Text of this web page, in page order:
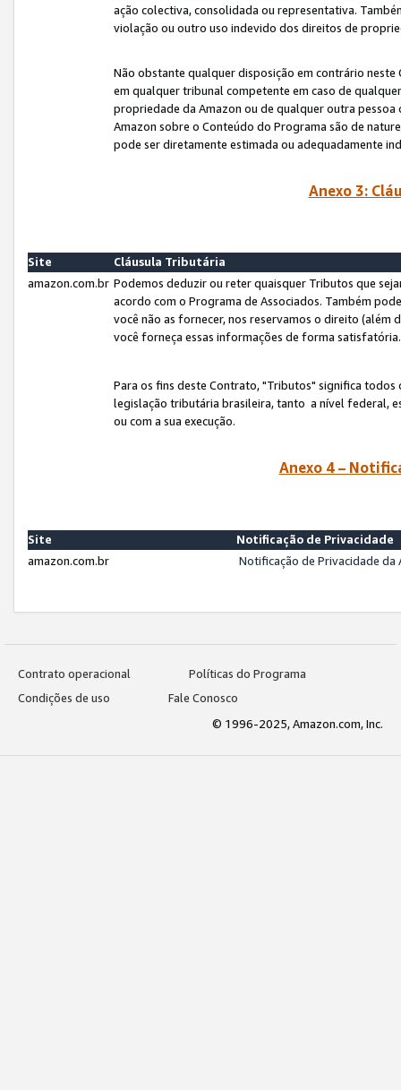
ação colectiva, consolidada ou representativa.
violação ou outro uso indevido dos direitos de
Não obstante qualquer disposição em contrário
em qualquer tribunal competente em caso de
propriedade da Amazon ou de qualquer outra
Amazon sobre o Conteúdo do Programa são de
pode ser diretamente estimada ou adequadamente
Anexo 3:
Site
Cláusula Tributária
amazon.com.br Podemos deduzir ou reter quaisquer Tributos que
acordo com o Programa de Associados. Também
você não as fornecer, nos reservamos o direito (além
você forneça essas informações de forma
Para os fins deste Contrato, "Tributos" significa
legislação tributária brasileira, tanto a nível federal,
ou com a sua execução.
Anexo 4 –
Site
Notificação de Privacidade
amazon.com.br
Notificação de Privacidade
Contrato operacional
Políticas do Programa
Condições de uso
Fale Conosco
© 1996-2025, Amazon.com, Inc.